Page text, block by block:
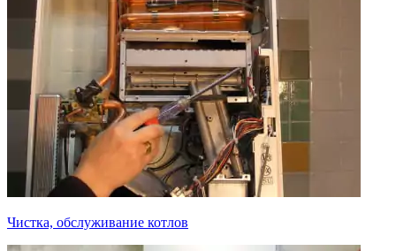
Чистка, обслуживание котлов